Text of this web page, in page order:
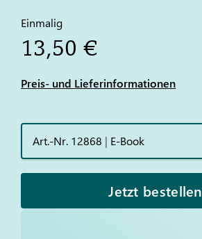
Einmalig
13,50 €
Preis- und Lieferinformationen
Art.-Nr. 12868 | E-Book
Jetzt bestellen